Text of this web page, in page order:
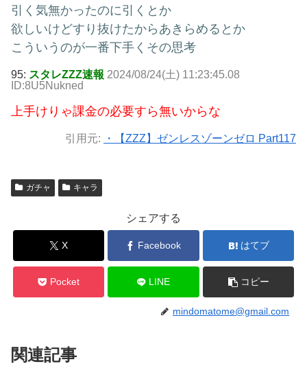
引く気無かったのに引くとか
欲しいけどすり抜けたからあきらめるとか
こういうのが一番下手くその思考
95: スタレZZZ速報 2024/08/24(土) 11:23:45.08
ID:8U5Nukned
上手けりゃ課金の必要すら無いからな
引用元: ・【ZZZ】ゼンレスゾーンゼロ Part117
ガチャ キャラ
シェアする
X Facebook はてブ
Pocket LINE コピー
mindomatome@gmail.com
関連記事